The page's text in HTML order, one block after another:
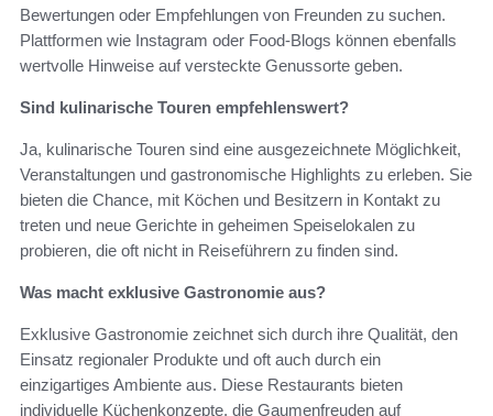
Bewertungen oder Empfehlungen von Freunden zu suchen.
Plattformen wie Instagram oder Food-Blogs können ebenfalls
wertvolle Hinweise auf versteckte Genussorte geben.
Sind kulinarische Touren empfehlenswert?
Ja, kulinarische Touren sind eine ausgezeichnete Möglichkeit,
Veranstaltungen und gastronomische Highlights zu erleben. Sie
bieten die Chance, mit Köchen und Besitzern in Kontakt zu
treten und neue Gerichte in geheimen Speiselokalen zu
probieren, die oft nicht in Reiseführern zu finden sind.
Was macht exklusive Gastronomie aus?
Exklusive Gastronomie zeichnet sich durch ihre Qualität, den
Einsatz regionaler Produkte und oft auch durch ein
einzigartiges Ambiente aus. Diese Restaurants bieten
individuelle Küchenkonzepte, die Gaumenfreuden auf